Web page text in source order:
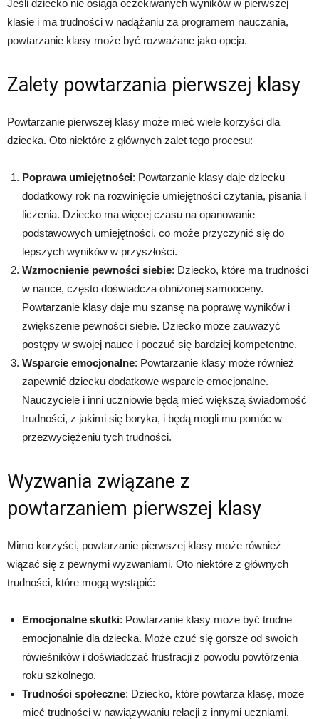
Jeśli dziecko nie osiąga oczekiwanych wyników w pierwszej
klasie i ma trudności w nadążaniu za programem nauczania,
powtarzanie klasy może być rozważane jako opcja.
Zalety powtarzania pierwszej klasy
Powtarzanie pierwszej klasy może mieć wiele korzyści dla
dziecka. Oto niektóre z głównych zalet tego procesu:
Poprawa umiejętności: Powtarzanie klasy daje dziecku
dodatkowy rok na rozwinięcie umiejętności czytania, pisania i
liczenia. Dziecko ma więcej czasu na opanowanie
podstawowych umiejętności, co może przyczynić się do
lepszych wyników w przyszłości.
Wzmocnienie pewności siebie: Dziecko, które ma trudności
w nauce, często doświadcza obniżonej samooceny.
Powtarzanie klasy daje mu szansę na poprawę wyników i
zwiększenie pewności siebie. Dziecko może zauważyć
postępy w swojej nauce i poczuć się bardziej kompetentne.
Wsparcie emocjonalne: Powtarzanie klasy może również
zapewnić dziecku dodatkowe wsparcie emocjonalne.
Nauczyciele i inni uczniowie będą mieć większą świadomość
trudności, z jakimi się boryka, i będą mogli mu pomóc w
przezwyciężeniu tych trudności.
Wyzwania związane z
powtarzaniem pierwszej klasy
Mimo korzyści, powtarzanie pierwszej klasy może również
wiązać się z pewnymi wyzwaniami. Oto niektóre z głównych
trudności, które mogą wystąpić:
Emocjonalne skutki: Powtarzanie klasy może być trudne
emocjonalnie dla dziecka. Może czuć się gorsze od swoich
rówieśników i doświadczać frustracji z powodu powtórzenia
roku szkolnego.
Trudności społeczne: Dziecko, które powtarza klasę, może
mieć trudności w nawiązywaniu relacji z innymi uczniami.